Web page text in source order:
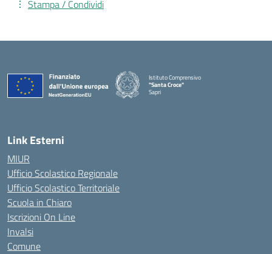
Stampa / Condividi
Istituto Comprensivo
"Santa Croce"
Sapri
— Visita la pagina iniziale della scuola
Link Esterni
MIUR
Ufficio Scolastico Regionale
Ufficio Scolastico Territoriale
Scuola in Chiaro
Iscrizioni On Line
Invalsi
Comune